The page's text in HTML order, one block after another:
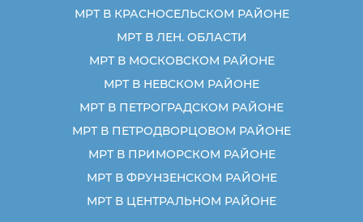
МРТ В КРАСНОСЕЛЬСКОМ РАЙОНЕ
МРТ В ЛЕН. ОБЛАСТИ
МРТ В МОСКОВСКОМ РАЙОНЕ
МРТ В НЕВСКОМ РАЙОНЕ
МРТ В ПЕТРОГРАДСКОМ РАЙОНЕ
МРТ В ПЕТРОДВОРЦОВОМ РАЙОНЕ
МРТ В ПРИМОРСКОМ РАЙОНЕ
МРТ В ФРУНЗЕНСКОМ РАЙОНЕ
МРТ В ЦЕНТРАЛЬНОМ РАЙОНЕ